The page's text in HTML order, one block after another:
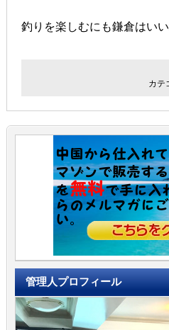
釣りを楽しむにも鎌倉はいい
カテ
管理人プロフィール